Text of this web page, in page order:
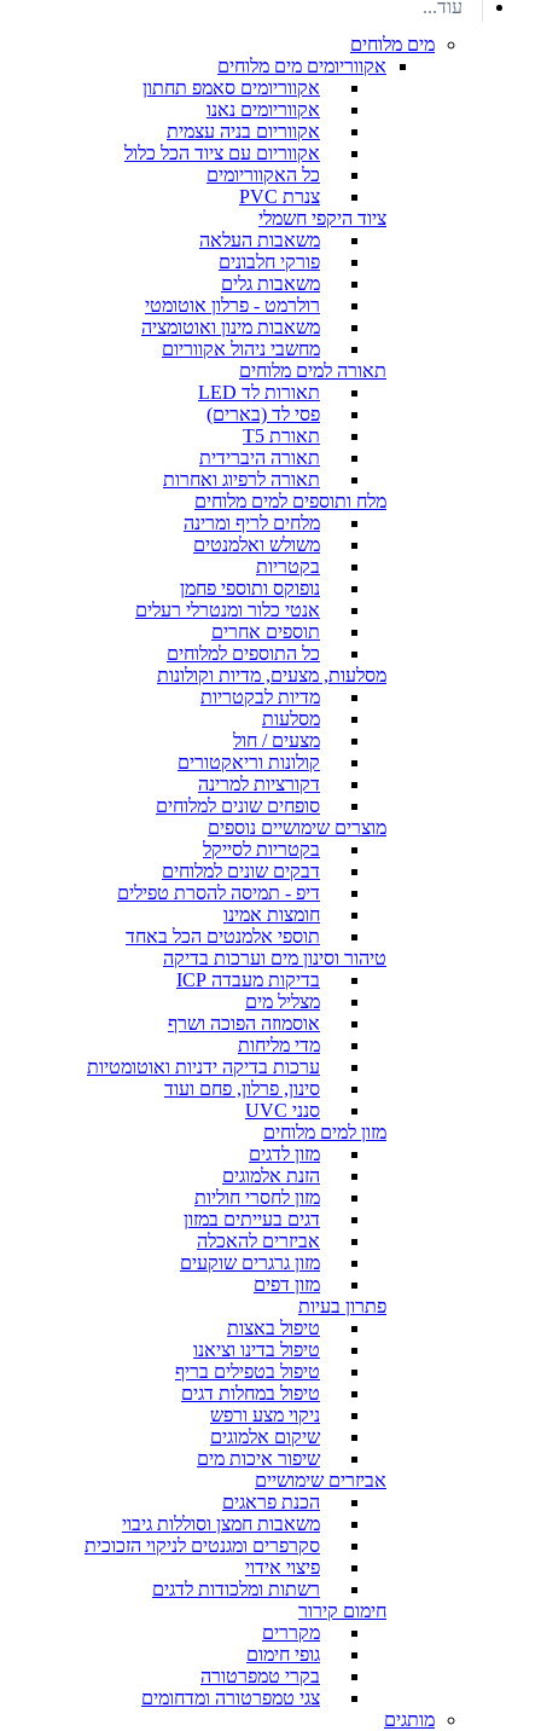
עוד...
מים מלוחים
אקווריומים מים מלוחים
אקווריומים סאמפ תחתון
אקווריומים נאנו
אקווריום בניה עצמית
אקווריום עם ציוד הכל כלול
כל האקווריומים
צנרת PVC
ציוד היקפי חשמלי
משאבות העלאה
פורקי חלבונים
משאבות גלים
רולרמט - פרלון אוטומטי
משאבות מינון ואוטומציה
מחשבי ניהול אקווריום
תאורה למים מלוחים
תאורות לד LED
פסי לד (בארים)
תאורת T5
תאורה היברידית
תאורה לרפיוג ואחרות
מלח ותוספים למים מלוחים
מלחים לריף ומרינה
משולש ואלמנטים
בקטריות
נופוקס ותוספי פחמן
אנטי כלור ומנטרלי רעלים
תוספים אחרים
כל התוספים למלוחים
מסלעות, מצעים, מדיות וקולונות
מדיות לבקטריות
מסלעות
מצעים / חול
קולונות וריאקטורים
דקורציות למרינה
סופחים שונים למלוחים
מוצרים שימושיים נוספים
בקטריות לסייקל
דבקים שונים למלוחים
דיפ - תמיסה להסרת טפילים
חומצות אמינו
תוספי אלמנטים הכל באחד
טיהור וסינון מים וערכות בדיקה
בדיקות מעבדה ICP
מצליל מים
אוסמוזה הפוכה ושרף
מדי מליחות
ערכות בדיקה ידניות ואוטומטיות
סינון, פרלון, פחם ועוד
סנני UVC
מזון למים מלוחים
מזון לדגים
הזנת אלמוגים
מזון לחסרי חוליות
דגים בעייתים במזון
אביזרים להאכלה
מזון גרגרים שוקעים
מזון דפים
פתרון בעיות
טיפול באצות
טיפול בדינו וציאנו
טיפול בטפילים בריף
טיפול במחלות דגים
ניקוי מצע ורפש
שיקום אלמוגים
שיפור איכות מים
אביזרים שימושיים
הכנת פראגים
משאבות חמצן וסוללות גיבוי
סקרפרים ומגנטים לניקוי הזכוכית
פיצוי אידוי
רשתות ומלכודות לדגים
חימום קירור
מקררים
גופי חימום
בקרי טמפרטורה
צגי טמפרטורה ומדחומים
מותגים